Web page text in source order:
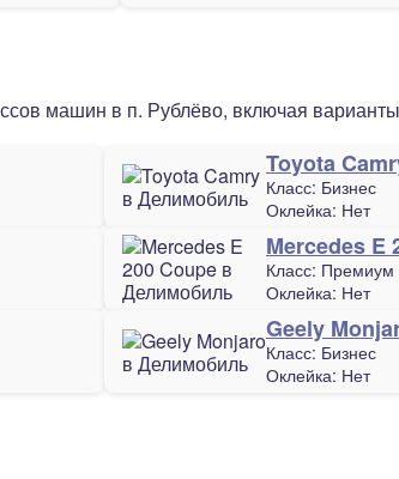
машин в п. Рублёво, включая
Toyota
Класс: Бизнес
Оклейка: Нет
Mercedes E
Класс: Премиум
Оклейка: Нет
Geely
Класс: Бизнес
Оклейка: Нет